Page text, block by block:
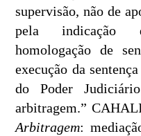
supervisão, não de
pela indicação
homologação de
execução da
do Poder
arbitragem.”
Arbitragem: